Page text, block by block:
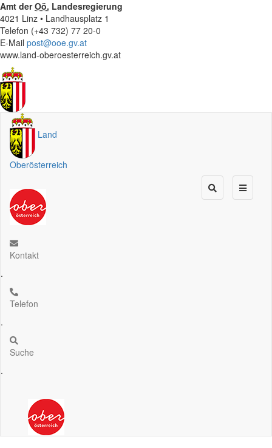
Amt derOö. Landesregierung
4021 Linz • Landhausplatz 1
Telefon (+43 732) 77 20-0
E-Mail post@ooe.gv.at
www.land-oberoesterreich.gv.at
Land
Oberösterreich
Kontakt
.
Telefon
.
Suche
.